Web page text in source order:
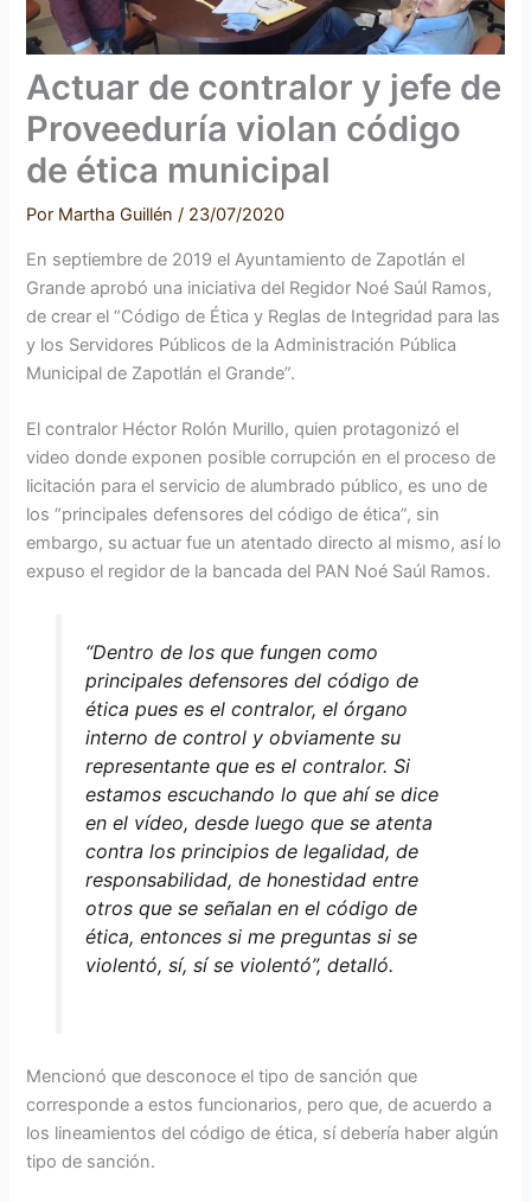
Actuar de contralor y jefe de
Proveeduría violan código
de ética municipal
Por Martha Guillén/ 23/07/2020
En septiembre de 2019 el Ayuntamiento de Zapotlán el
Grande aprobó una iniciativa del Regidor Noé Saúl Ramos,
de crear el “Código de Ética y Reglas de Integridad para las
y los Servidores Públicos de la Administración Pública
Municipal de Zapotlán el Grande”.
El contralor Héctor Rolón Murillo, quien protagonizó el
video donde exponen posible corrupción en el proceso de
licitación para el servicio de alumbrado público, es uno de
los “principales defensores del código de ética”, sin
embargo, su actuar fue un atentado directo al mismo, así lo
expuso el regidor de la bancada del PAN Noé Saúl Ramos.
“Dentro de los que fungen como
principales defensores del código de
ética pues es el contralor, el órgano
interno de control y obviamente su
representante que es el contralor. Si
estamos escuchando lo que ahí se dice
en el vídeo, desde luego que se atenta
contra los principios de legalidad, de
responsabilidad, de honestidad entre
otros que se señalan en el código de
ética, entonces si me preguntas si se
violentó, sí, sí se violentó”, detalló.
Mencionó que desconoce el tipo de sanción que
corresponde a estos funcionarios, pero que, de acuerdo a
los lineamientos del código de ética, sí debería haber algún
tipo de sanción.